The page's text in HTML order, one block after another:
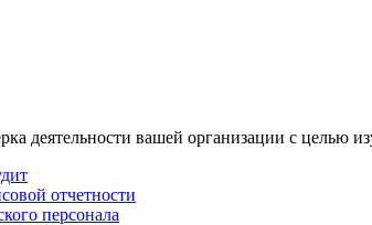
деятельности вашей организации с целью
отчетности
персонала